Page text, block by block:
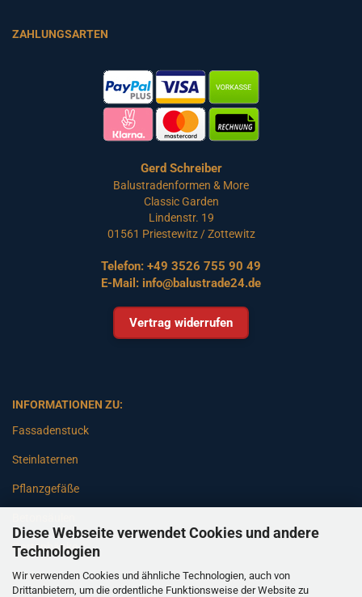
Diese Webseite verwendet Cookies und andere
Technologien
Wir verwenden Cookies und ähnliche Technologien, auch von
Drittanbietern, um die ordentliche Funktionsweise der Website zu
ZAHLUNGSARTEN
Gerd Schreiber
Balustradenformen & More
Classic Garden
Lindenstr. 19
01561 Priestewitz / Zottewitz
Telefon: +49 3526 755 90 49
E-Mail: info@balustrade24.de
Vertrag widerrufen
INFORMATIONEN ZU:
Fassadenstuck
Steinlaternen
Pflanzgefäße
Gartenbänke
Pfeiler